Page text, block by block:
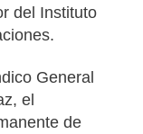
del Instituto
General
el
de